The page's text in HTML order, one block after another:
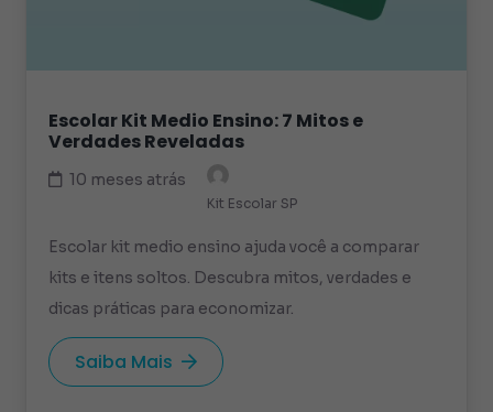
Escolar Kit Medio Ensino: 7 Mitos e
Verdades Reveladas
10 meses atrás
Kit Escolar SP
Escolar kit medio ensino ajuda você a comparar
kits e itens soltos. Descubra mitos, verdades e
dicas práticas para economizar.
Saiba Mais